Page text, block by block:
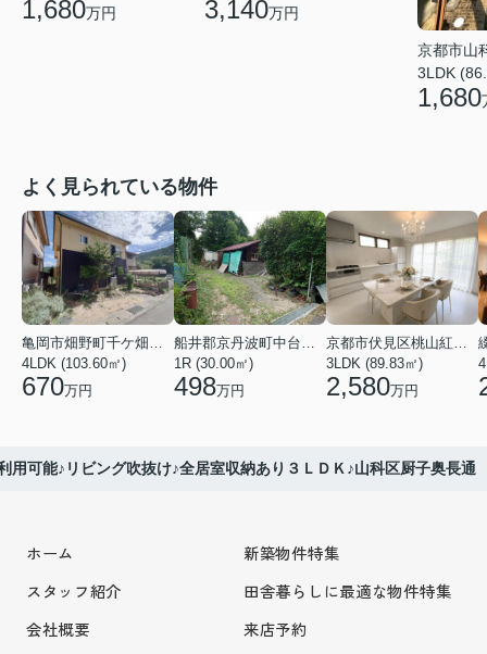
1,680万円 3,140万円
京都市山
3LDK
1,680
よく見られている物件
亀岡市畑野町千ケ畑高橋
4LDK (103.60㎡)
670万円
船井郡京丹波町中台土橋
1R (30.00㎡)
498万円
京都市伏見区桃山紅雪町
3LDK (89.83㎡)
2,580万円
用可能♪リビング吹抜け♪全居室収納あり３ＬＤＫ♪山科区厨子奥長通
ホーム
スタッフ紹介
会社概要
新築物件特集
田舎暮らしに最適な物件特集
来店予約